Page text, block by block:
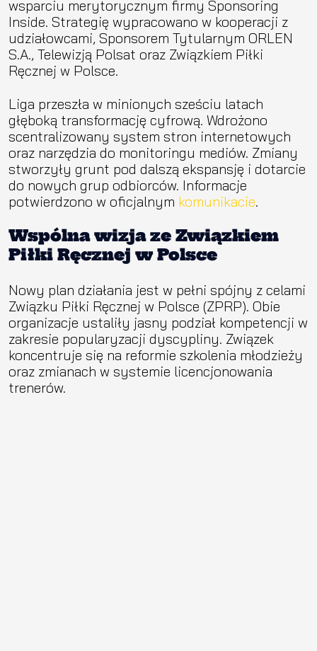
wsparciu merytorycznym firmy Sponsoring
Inside. Strategię wypracowano w kooperacji z
udziałowcami, Sponsorem Tytularnym ORLEN
S.A., Telewizją Polsat oraz Związkiem Piłki
Ręcznej w Polsce.
Liga przeszła w minionych sześciu latach
głęboką transformację cyfrową. Wdrożono
scentralizowany system stron internetowych
oraz narzędzia do monitoringu mediów. Zmiany
stworzyły grunt pod dalszą ekspansję i dotarcie
do nowych grup odbiorców. Informacje
potwierdzono w oficjalnym komunikacie.
Wspólna wizja ze Związkiem
Piłki Ręcznej w Polsce
Nowy plan działania jest w pełni spójny z celami
Związku Piłki Ręcznej w Polsce (ZPRP). Obie
organizacje ustaliły jasny podział kompetencji w
zakresie popularyzacji dyscypliny. Związek
koncentruje się na reformie szkolenia młodzieży
oraz zmianach w systemie licencjonowania
trenerów.